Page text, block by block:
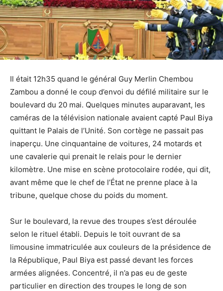
Il était 12h35 quand le général Guy Merlin Chembou
Zambou a donné le coup d’envoi du défilé militaire sur le
boulevard du 20 mai. Quelques minutes auparavant, les
caméras de la télévision nationale avaient capté Paul Biya
quittant le Palais de l’Unité. Son cortège ne passait pas
inaperçu. Une cinquantaine de voitures, 24 motards et
une cavalerie qui prenait le relais pour le dernier
kilomètre. Une mise en scène protocolaire rodée, qui dit,
avant même que le chef de l’État ne prenne place à la
tribune, quelque chose du poids du moment.
Sur le boulevard, la revue des troupes s’est déroulée
selon le rituel établi. Depuis le toit ouvrant de sa
limousine immatriculée aux couleurs de la présidence de
la République, Paul Biya est passé devant les forces
armées alignées. Concentré, il n’a pas eu de geste
particulier en direction des troupes le long de son